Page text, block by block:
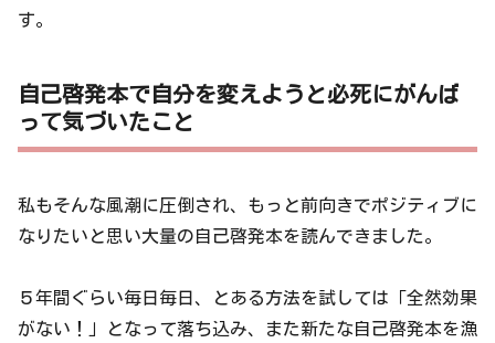
す。
自己啓発本で自分を変えようと必死にがんば
って気づいたこと
私もそんな風潮に圧倒され、もっと前向きでポジティブに
なりたいと思い大量の自己啓発本を読んできました。
５年間ぐらい毎日毎日、とある方法を試しては「全然効果
がない！」となって落ち込み、また新たな自己啓発本を漁